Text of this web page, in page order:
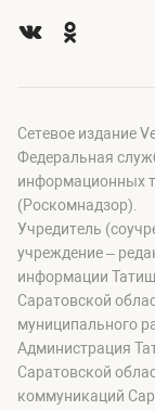
Сетевое издание
Федеральная
информационных
(Роскомнадзор).
Учредитель
учреждение –
информации
Саратовской
муниципального
Администрация
Саратовской
коммуникаций